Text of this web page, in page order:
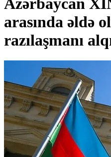
Azərbaycan
arasında əldə
razılaşmanı